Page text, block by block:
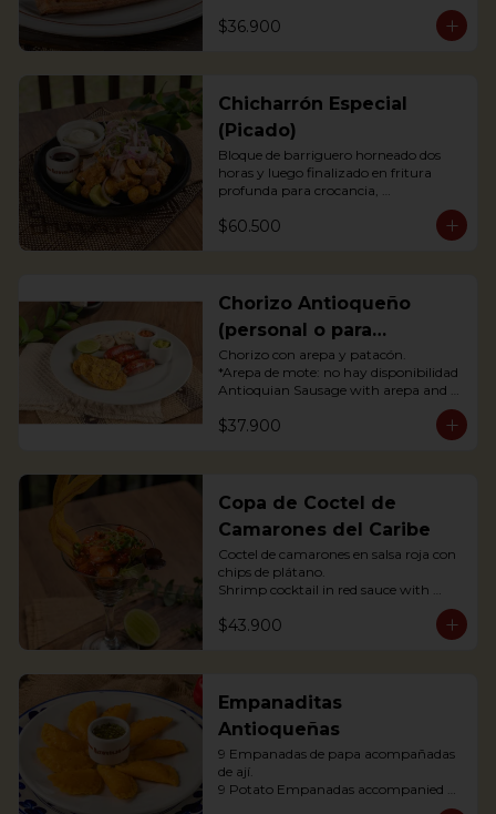
*Arepa de mote: no hay disponibilidad
$36.900
Chicharrón Especial
(Picado)
Bloque de barriguero horneado dos
horas y luego finalizado en fritura
profunda para crocancia,
cebolla acevichada y reducción de
crunchiness, accompanied by creole
potatoes, onion and agras reduction.
$60.500
Chorizo Antioqueño
(personal o para
compartir)
Chorizo con arepa y patacón.
*Arepa de mote: no hay disponibilidad
Antioquian Sausage with arepa and
$37.900
Copa de Coctel de
Camarones del Caribe
Coctel de camarones en salsa roja con
chips de plátano.
Shrimp cocktail in red sauce with
$43.900
Empanaditas
Antioqueñas
9 Empanadas de papa acompañadas
de ají.
9 Potato Empanadas accompanied